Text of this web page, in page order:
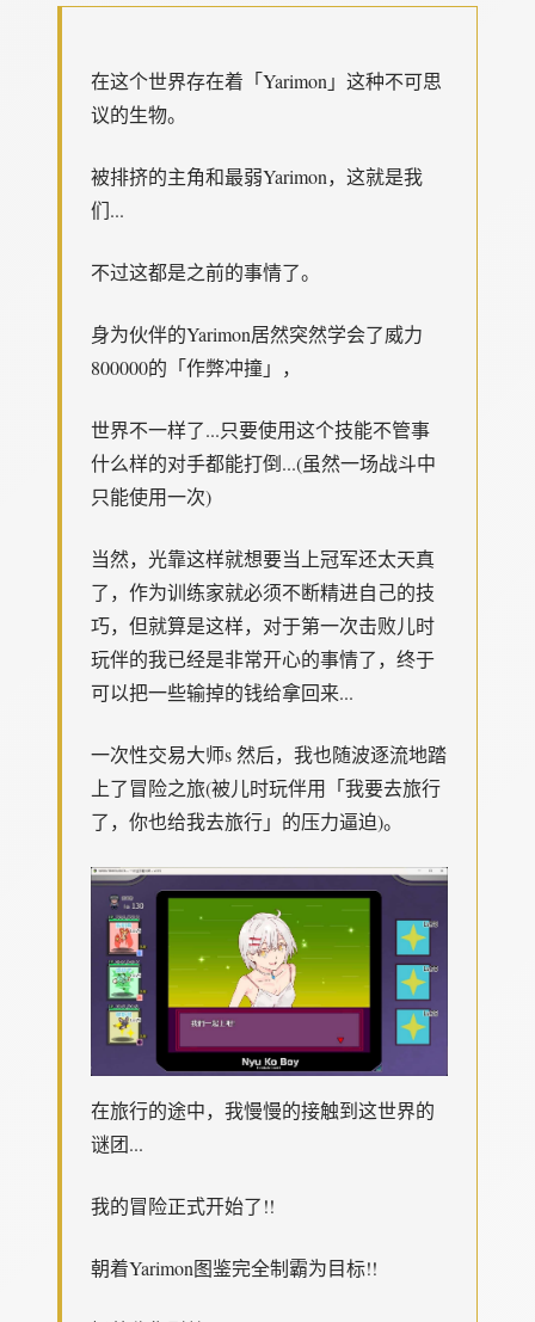
在这个世界存在着「Yarimon」这种不可思
议的生物。
被排挤的主角和最弱Yarimon，这就是我
们...
不过这都是之前的事情了。
身为伙伴的Yarimon居然突然学会了威力
800000的「作弊冲撞」，
世界不一样了...只要使用这个技能不管事
什么样的对手都能打倒...(虽然一场战斗中
只能使用一次)
当然，光靠这样就想要当上冠军还太天真
了，作为训练家就必须不断精进自己的技
巧，但就算是这样，对于第一次击败儿时
玩伴的我已经是非常开心的事情了，终于
可以把一些输掉的钱给拿回来...
一次性交易大师s 然后，我也随波逐流地踏
上了冒险之旅(被儿时玩伴用「我要去旅行
了，你也给我去旅行」的压力逼迫)。
在旅行的途中，我慢慢的接触到这世界的
谜团...
我的冒险正式开始了!!
朝着Yarimon图鉴完全制霸为目标!!